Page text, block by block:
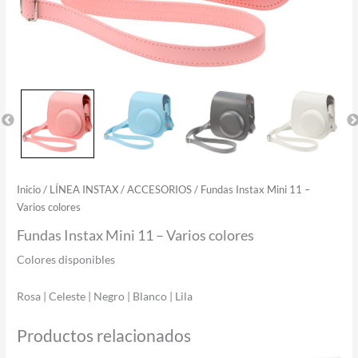
Inicio / LÍNEA INSTAX /ACCESORIOS / Fundas Instax Mini 11 –
Varios colores
Fundas Instax Mini 11 – Varios colores
Colores disponibles
Rosa | Celeste | Negro | Blanco | Lila
Productos relacionados